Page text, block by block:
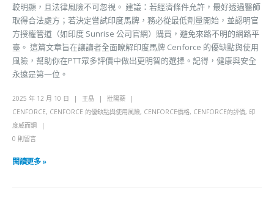
較明顯，且法律風險不可忽視。 建議：若經濟條件允許，最好透過醫師
取得合法處方；若決定嘗試印度馬牌，務必從最低劑量開始，並認明官
方授權管道（如印度 Sunrise 公司官網）購買，避免來路不明的網路平
臺。 這篇文章旨在讓讀者全面瞭解印度馬牌 Cenforce 的優缺點與使用
風險，幫助你在PTT眾多評價中做出更明智的選擇。記得，健康與安全
永遠是第一位。
2025 年 12 月 10 日 王晶
壯陽藥
CENFORCE, CENFORCE 的優缺點與使用風險, CENFORCE價格, CENFORCE的評價, 印
度威而鋼
0 則留言
閱讀更多 »